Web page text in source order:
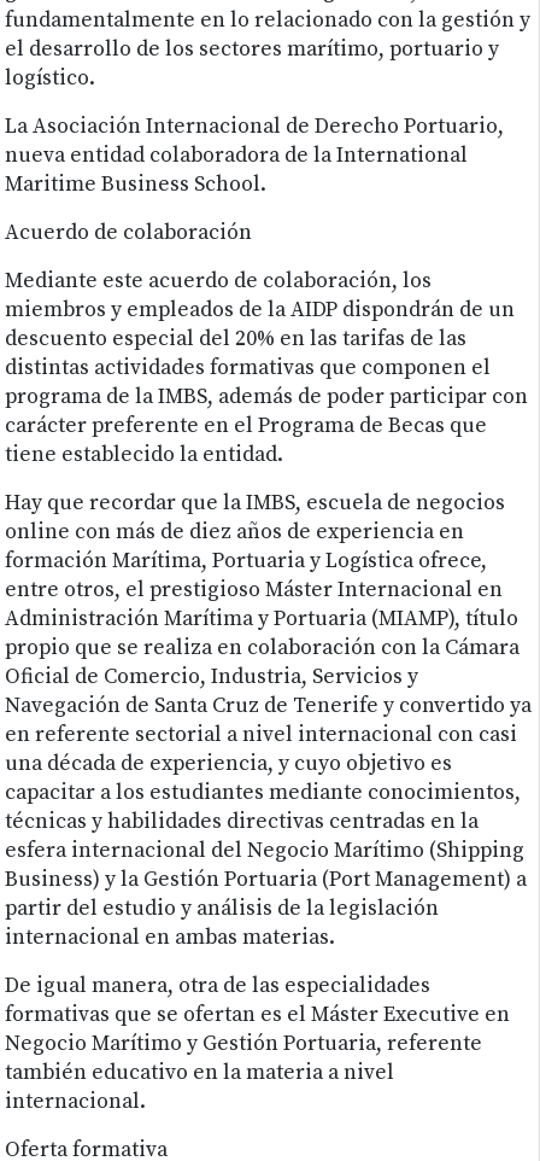
fundamentalmente en lo relacionado con la gestión y
el desarrollo de los sectores marítimo, portuario y
logístico.
La Asociación Internacional de Derecho Portuario,
nueva entidad colaboradora de la International
Maritime Business School.
Acuerdo de colaboración
Mediante este acuerdo de colaboración, los
miembros y empleados de la AIDP dispondrán de un
descuento especial del 20% en las tarifas de las
distintas actividades formativas que componen el
programa de la IMBS, además de poder participar con
carácter preferente en el Programa de Becas que
tiene establecido la entidad.
Hay que recordar que la IMBS, escuela de negocios
online con más de diez años de experiencia en
formación Marítima, Portuaria y Logística ofrece,
entre otros, el prestigioso Máster Internacional en
Administración Marítima y Portuaria (MIAMP), título
propio que se realiza en colaboración con la Cámara
Oficial de Comercio, Industria, Servicios y
Navegación de Santa Cruz de Tenerife y convertido ya
en referente sectorial a nivel internacional con casi
una década de experiencia, y cuyo objetivo es
capacitar a los estudiantes mediante conocimientos,
técnicas y habilidades directivas centradas en la
esfera internacional del Negocio Marítimo (Shipping
Business) y la Gestión Portuaria (Port Management) a
partir del estudio y análisis de la legislación
internacional en ambas materias.
De igual manera, otra de las especialidades
formativas que se ofertan es el Máster Executive en
Negocio Marítimo y Gestión Portuaria, referente
también educativo en la materia a nivel
internacional.
Oferta formativa